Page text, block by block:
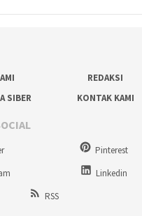
REDAKSI
SIBER KONTAK KAMI
Pinterest
Linkedin
RSS